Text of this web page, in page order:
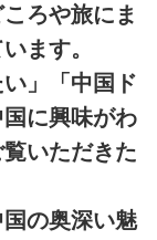
ろや旅にま
ます。
」
「中国ド
に興味がわ
いただきた
の奥深い魅